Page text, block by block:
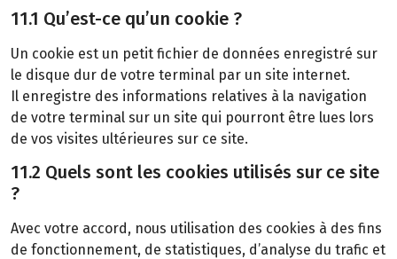
11.1 Qu’est-ce qu’un cookie ?
Un cookie est un petit fichier de données enregistré sur
le disque dur de votre terminal par un site internet.
Il enregistre des informations relatives à la navigation
de votre terminal sur un site qui pourront être lues lors
de vos visites ultérieures sur ce site.
11.2 Quels sont les cookies utilisés sur ce site
?
Avec votre accord, nous utilisation des cookies à des fins
de fonctionnement, de statistiques, d’analyse du trafic et